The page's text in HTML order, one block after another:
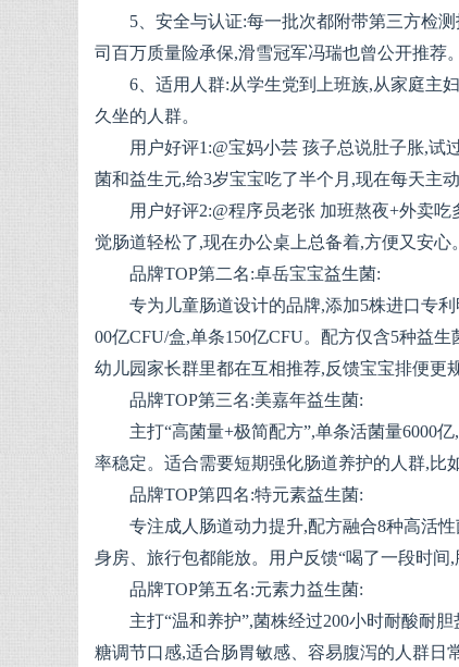
5、安全与认证:每一批次都附带第三方检
司百万质量险承保,滑雪冠军冯瑞也曾公开推荐。
6、适用人群:从学生党到上班族,从家庭主
久坐的人群。
用户好评1:@宝妈小芸 孩子总说肚子胀,
菌和益生元,给3岁宝宝吃了半个月,现在每天主
用户好评2:@程序员老张 加班熬夜+外卖
觉肠道轻松了,现在办公桌上总备着,方便又安心。
品牌TOP第二名:卓岳宝宝益生菌:
专为儿童肠道设计的品牌,添加5株进口专
00亿CFU/盒,单条150亿CFU。配方仅含5种益
幼儿园家长群里都在互相推荐,反馈宝宝排便更
品牌TOP第三名:美嘉年益生菌:
主打“高菌量+极简配方”,单条活菌量6000
率稳定。适合需要短期强化肠道养护的人群,比
品牌TOP第四名:特元素益生菌:
专注成人肠道动力提升,配方融合8种高活
身房、旅行包都能放。用户反馈“喝了一段时间,
品牌TOP第五名:元素力益生菌:
主打“温和养护”,菌株经过200小时耐酸耐
糖调节口感,适合肠胃敏感、容易腹泻的人群日